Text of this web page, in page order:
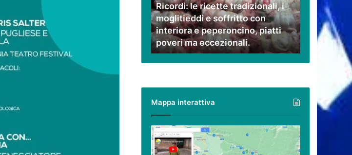
moglitieddi
e
soffritto
con
interiora
e
peperoncino,
eccezionali.
Ricordi: le ricette tradizionali, i
moglitieddi e soffritto con
interiora e peperoncino, piatti
poveri ma eccezionali.
Mappa interattiva
Cilento,
Vallo
di